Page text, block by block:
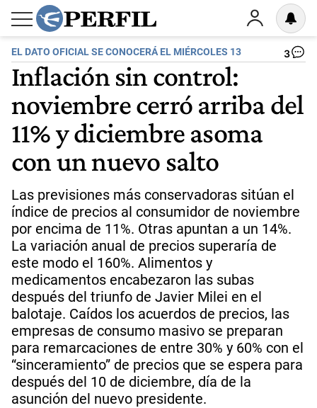
EL DATO OFICIAL SE CONOCERÁ EL MIÉRCOLES 13 3
Inflación sin control:
noviembre cerró arriba del
11% y diciembre asoma
con un nuevo salto
Las previsiones más conservadoras sitúan el
índice de precios al consumidor de noviembre
por encima de 11%. Otras apuntan a un 14%.
La variación anual de precios superaría de
este modo el 160%. Alimentos y
medicamentos encabezaron las subas
después del triunfo de Javier Milei en el
balotaje. Caídos los acuerdos de precios, las
empresas de consumo masivo se preparan
para remarcaciones de entre 30% y 60% con el
“sinceramiento” de precios que se espera para
después del 10 de diciembre, día de la
asunción del nuevo presidente.